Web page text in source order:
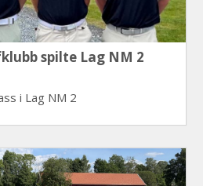
spilte Lag NM 2
i Lag NM 2